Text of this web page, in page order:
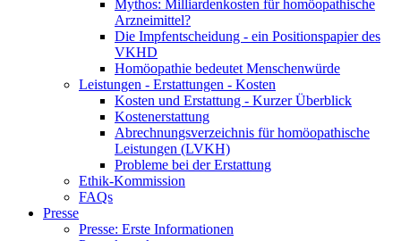
Mythos: Milliardenkosten für homöopathische
Arzneimittel?
Die Impfentscheidung - ein Positionspapier des
VKHD
Homöopathie bedeutet Menschenwürde
Leistungen - Erstattungen - Kosten
Kosten und Erstattung - Kurzer Überblick
Kostenerstattung
Abrechnungsverzeichnis für homöopathische
Leistungen (LVKH)
Probleme bei der Erstattung
Ethik-Kommission
FAQs
Presse
Presse: Erste Informationen